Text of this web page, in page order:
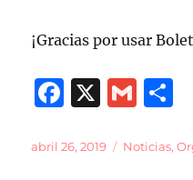
¡Gracias por usar
F
c
X
G
ai
Publicado
abril 26, 2019 Categorías
Noticias,